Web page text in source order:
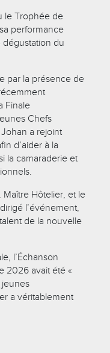
le Trophée de
performance
du
par la présence de
Finale
Chefs
a rejoint
d’aider à la
la camaraderie et
Maître Hôtelier, et le
l’événement,
de la nouvelle
l’Échanson
2026 avait été «
a véritablement